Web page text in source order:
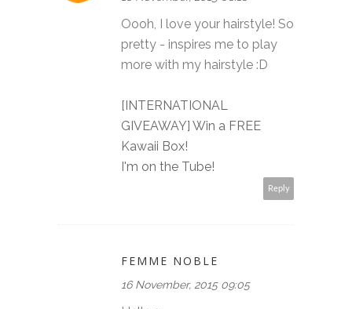
Oooh, I love your hairstyle! So
pretty - inspires me to play
more with my hairstyle :D
[INTERNATIONAL
GIVEAWAY] Win a FREE
Kawaii Box!
I'm on the Tube!
Reply
FEMME NOBLE
16 November, 2015 09:05